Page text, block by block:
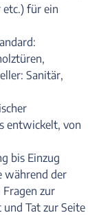
für ein
Sanitär,
entwickelt, von
bis Einzug
während der
zur
Tat zur Seite